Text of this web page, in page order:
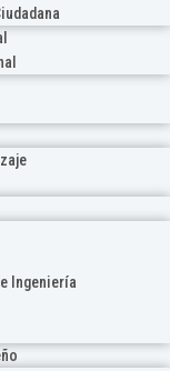
Ingeniería